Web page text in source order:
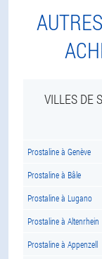
VILLES DE
Prostaline à Genève
Prostaline à Bâle
Prostaline à Lugano
Prostaline à Altenrhein
Prostaline à Appenzell